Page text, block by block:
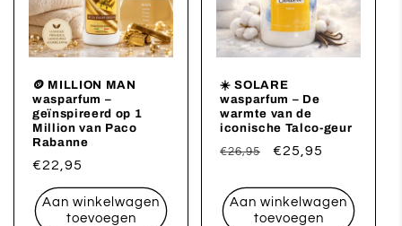
🪙 MILLION MAN
wasparfum –
geïnspireerd op 1
Million van Paco
Rabanne
Normale
prijs
€22,95
Aan winkelwagen
toevoegen
☀️ SOLARE
wasparfum – De
warmte van de
iconische Talco-geur
Normale
€26,95 Aanbiedingsprijs
€25,95
Aan winkelwagen
toevoegen